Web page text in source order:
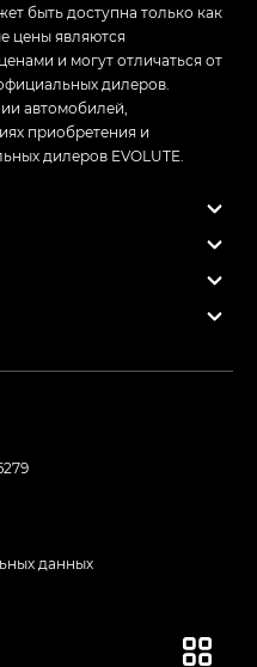
быть доступна только как
цены являются
и могут отличаться от
дилеров.
автомобилей,
приобретения и
дилеров EVOLUTE.
данных